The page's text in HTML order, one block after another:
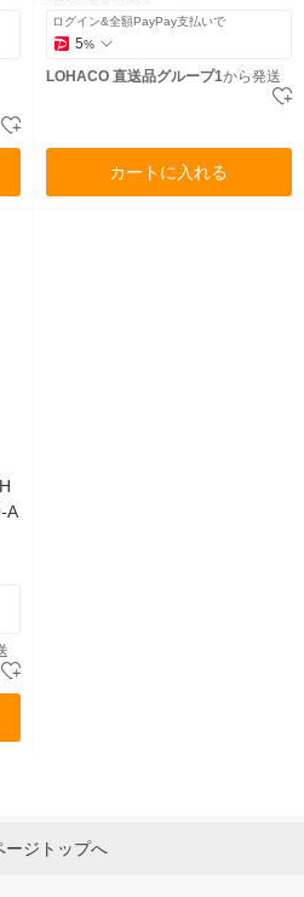
ログイン&全額PayPay支払いで
5%
LOHACO 直送品グループ1から発送
カートに入れる
A
ージトップへ